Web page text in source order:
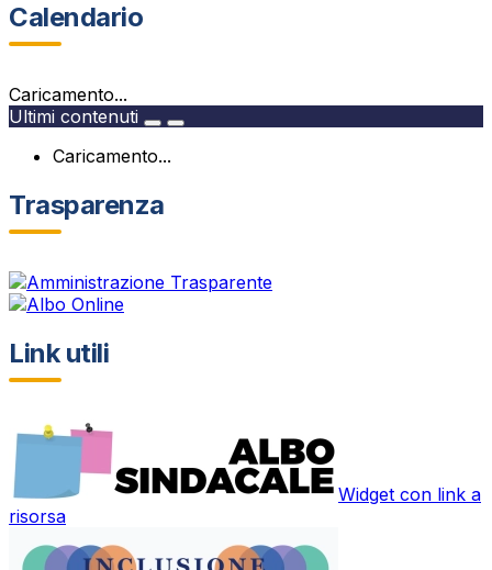
Calendario
Caricamento...
Ultimi contenuti
Caricamento...
Trasparenza
Link utili
Widget con link a
risorsa